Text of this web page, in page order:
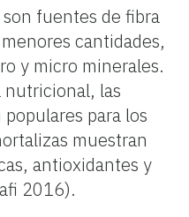
son fuentes de fibra
cantidades,
y micro minerales.
nutricional, las
para los
muestran
antioxidantes y
2016).